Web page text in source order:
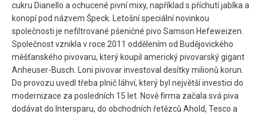
cukru Dianello a ochucené pivní mixy, například s příchutí jablka a
konopí pod názvem Špeck. Letošní speciální novinkou
společnosti je nefiltrované pšeničné pivo Samson Hefeweizen.
Společnost vznikla v roce 2011 oddělením od Budějovického
měšťanského pivovaru, který koupil americký pivovarský gigant
Anheuser-Busch. Loni pivovar investoval desítky milionů korun.
Do provozu uvedl třeba plnič láhví, který byl největší investici do
modernizace za posledních 15 let. Nově firma začala svá piva
dodávat do Intersparu, do obchodních řetězců Ahold, Tesco a